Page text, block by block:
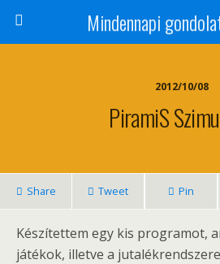
Mindennapi
2012/10/08
PiramiS
Share Tweet Pin
Készítettem egy kis programot,
játékok, illetve a